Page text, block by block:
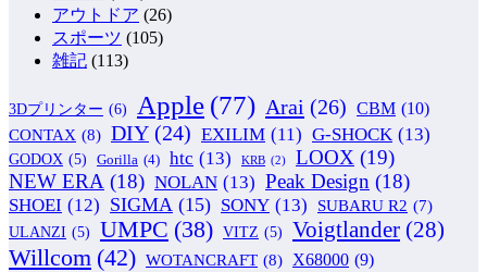
アウトドア (26)
スポーツ (105)
雑記 (113)
3Dプリンター (6) Apple (77) Arai (26) CBM (10)
CONTAX (8) DIY (24) EXILIM (11) G-SHOCK (13)
GODOX (5) Gorilla (4) htc (13) KRB (2) LOOX (19)
NEW ERA (18) NOLAN (13) Peak Design (18)
SHOEI (12) SIGMA (15) SONY (13) SUBARU R2 (7)
ULANZI (5) UMPC (38) VITZ (5) Voigtlander (28)
Willcom (42) WOTANCRAFT (8) X68000 (9)